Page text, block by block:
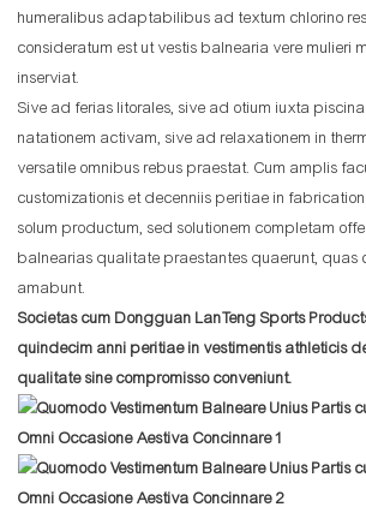
humeralibus adaptabilibus ad textum chlorino
consideratum est ut vestis balnearia vere mulieri
inserviat.
Sive ad ferias litorales, sive ad otium iuxta
natationem activam, sive ad relaxationem in
versatile omnibus rebus praestat. Cum amplis
customizationis et decenniis peritiae in
solum productum, sed solutionem completam
balnearias qualitate praestantes quaerunt, quas
amabunt.
Societas cum Dongguan LanTeng Sports
quindecim anni peritiae in vestimentis athleticis
qualitate sine compromisso conveniunt.